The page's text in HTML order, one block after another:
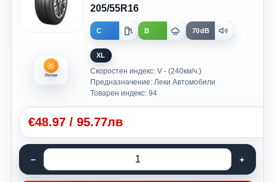
Летни
205/55R16
C B 70dB
XL
Скоростен индекс: V - (240км/ч.)
Предназначение: Леки Автомобили
Товарен индекс: 94
€48.97 / 95.77лв